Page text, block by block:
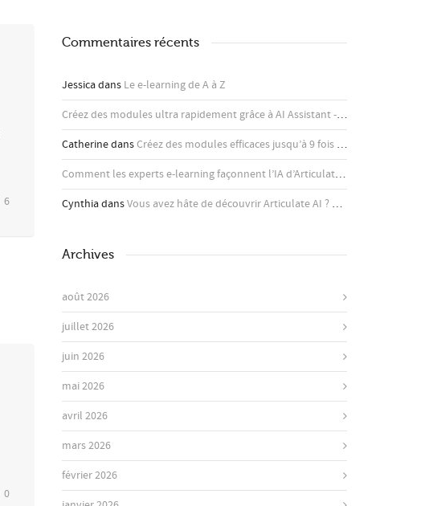
6
0
Commentaires récents
Jessicadans Le e-learning de A à Z
Créez des modules ultra rapidement grâce à AI Assistant - Articulate
CatherinedansCréez des modules efficaces jusqu’à 9 fois plus rapidement avec l’assistant IA d’Articulate
Comment les experts e-learning façonnent l’IA d’Articulate - Articulate
CynthiadansVous avez hâte de découvrir Articulate AI ? Apprenez-en plus ici !
Archives
août 2026
juillet 2026
juin 2026
mai 2026
avril 2026
mars 2026
février 2026